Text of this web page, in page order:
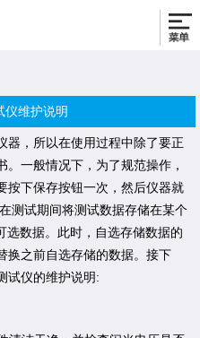
仪维护说明
器，所以在使用过程中除了要正
一般情况下，为了规范操作，
按下保存按钮一次，然后仪器就
测试期间将测试数据存储在某个
选数据。此时，自选存储数据的
换之前自选存储的数据。接下
试仪的维护说明: